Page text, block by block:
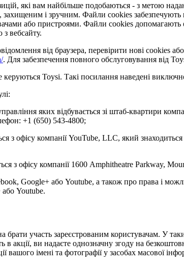
які вам найбільше подобаються - з метою
і зручним. Файли cookies забезпечують
або пристроями. Файли cookies допомагають
з вебсайту.
від браузера, перевірити нові cookies
. Для забезпечення повного обслуговування від
Toysi. Такі посилання наведені
яких відбувається зі штаб-квартири
+1 (650) 543-4800;
з офісу компанії YouTube, LLC, який
з офісу компанії 1600 Amphitheatre Parkway,
Google+ або Youtube, а також про права і
або Youtube.
брати участь зареєстрованим користувачам. У
акції, ви надаєте однозначну згоду на
імені та фотографії у засобах масової